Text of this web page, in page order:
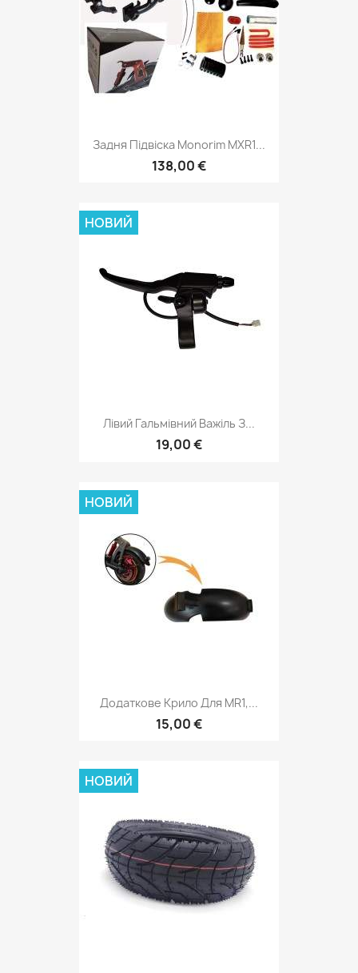
Задня Підвіска Monorim MXR1...
138,00 €
Лівий Гальмівний Важіль З...
19,00 €
НОВИЙ
Додаткове Крило Для MR1,...
15,00 €
НОВИЙ
НОВИЙ